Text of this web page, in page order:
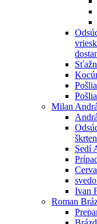
Milan
Sedí
Ivan
Roman